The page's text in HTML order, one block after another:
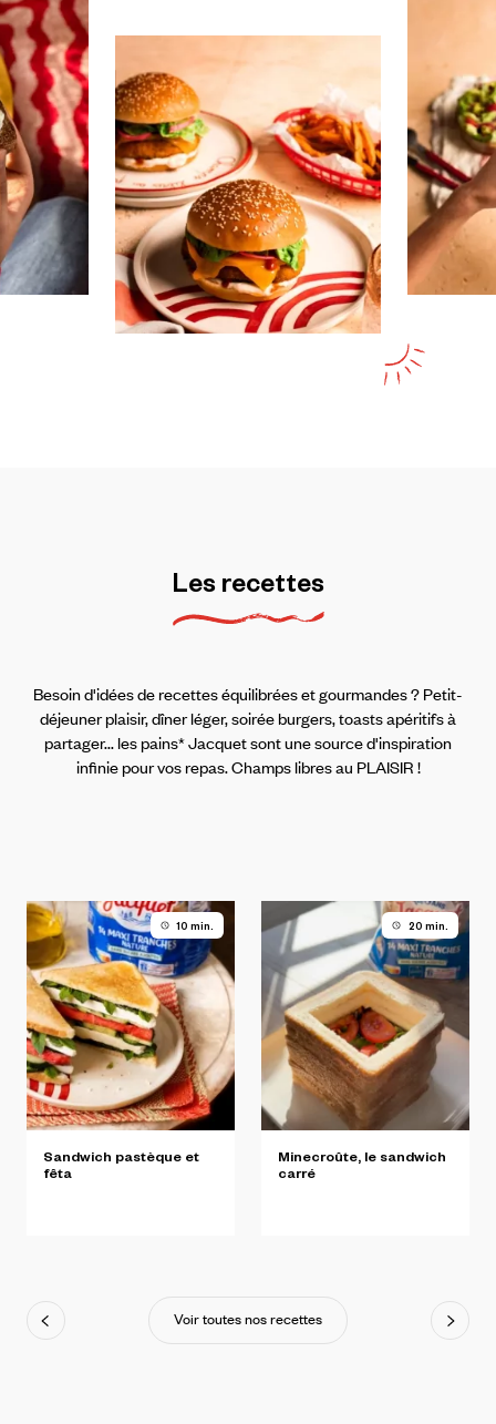
Les recettes
Besoin d'idées de recettes équilibrées et gourmandes ? Petit-
déjeuner plaisir, dîner léger, soirée burgers, toasts apéritifs à
partager... les pains* Jacquet sont une source d'inspiration
infinie pour vos repas. Champs libres au PLAISIR !
10 min.
Sandwich pastèque et
fêta
20 min.
Minecroûte, le sandwich
carré
Voir toutes nos recettes